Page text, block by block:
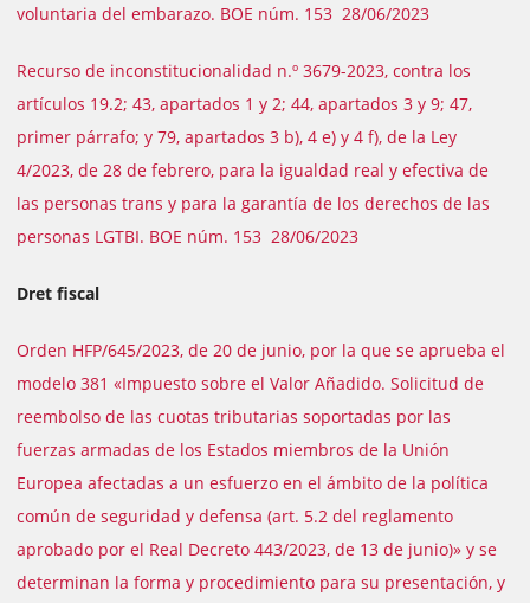
voluntaria del embarazo. BOE núm. 153 28/06/2023
Recurso de inconstitucionalidad n.º 3679-2023, contra los
artículos 19.2; 43, apartados 1 y 2; 44, apartados 3 y 9; 47,
primer párrafo; y 79, apartados 3 b), 4 e) y 4 f), de la Ley
4/2023, de 28 de febrero, para la igualdad real y efectiva de
las personas trans y para la garantía de los derechos de las
personas LGTBI. BOE núm. 153 28/06/2023
Dret fiscal
Orden HFP/645/2023, de 20 de junio, por la que se aprueba el
modelo 381 «Impuesto sobre el Valor Añadido. Solicitud de
reembolso de las cuotas tributarias soportadas por las
fuerzas armadas de los Estados miembros de la Unión
Europea afectadas a un esfuerzo en el ámbito de la política
común de seguridad y defensa (art. 5.2 del reglamento
aprobado por el Real Decreto 443/2023, de 13 de junio)» y se
determinan la forma y procedimiento para su presentación, y